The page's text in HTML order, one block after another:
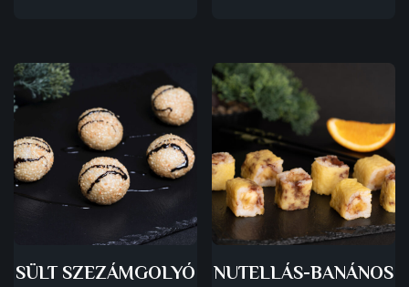
SÜLT SZEZÁMGOLYÓ
NUTELLÁS-BANÁNOS